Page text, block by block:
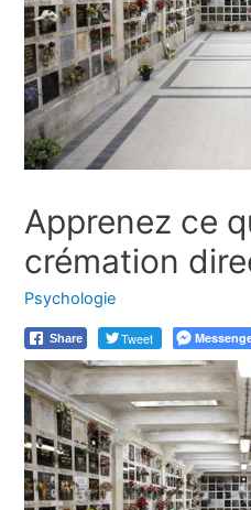
Apprenez ce
crémation
Psychologie
Share Tweet